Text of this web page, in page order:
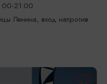
21:00
Ленина, вход напротив